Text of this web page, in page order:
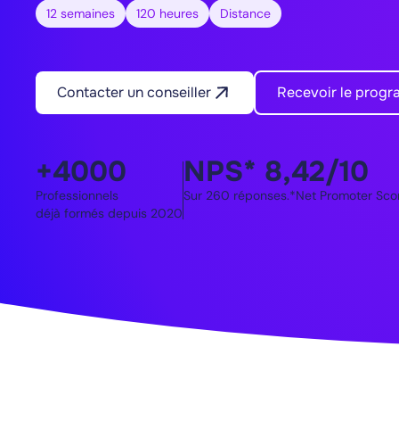
12 semaines 120 heures Distance
Contacter un conseiller Recevoir le
+4000
Professionnels
déjà formés depuis 2020
NPS* 8,42/10
Sur 260 réponses.*Net Promoter